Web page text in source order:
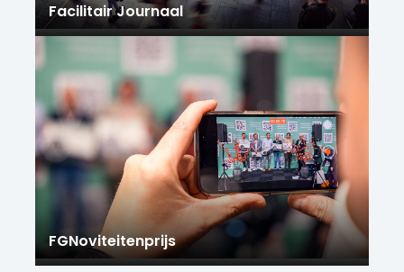
Facilitair Journaal
FGNoviteitenprijs